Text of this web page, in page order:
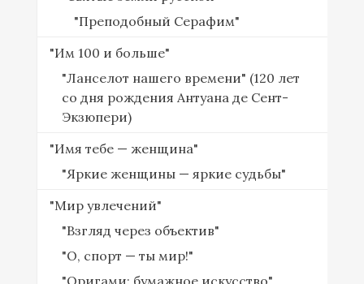
"Преподобный Серафим"
"Им 100 и больше"
"Ланселот нашего времени" (120 лет
со дня рождения Антуана де Сент-
Экзюпери)
"Имя тебе — женщина"
"Яркие женщины — яркие судьбы"
"Мир увлечений"
"Взгляд через объектив"
"О, спорт — ты мир!"
"Оригами: бумажное искусство"